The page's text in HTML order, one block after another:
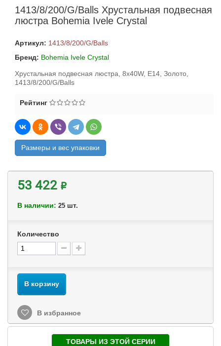
1413/8/200/G/Balls Хрустальная подвесная
люстра Bohemia Ivele Crystal
Артикул: 1413/8/200/G/Balls
Бренд: Bohemia Ivele Crystal
Хрустальная подвесная люстра, 8x40W, E14, Золото,
1413/8/200/G/Balls
Рейтинг
Размеры и вес упаковки
53 422 ₽
В наличии: 25 шт.
Количество
В корзину
В избранное
ТОВАРЫ ИЗ ЭТОЙ СЕРИИ